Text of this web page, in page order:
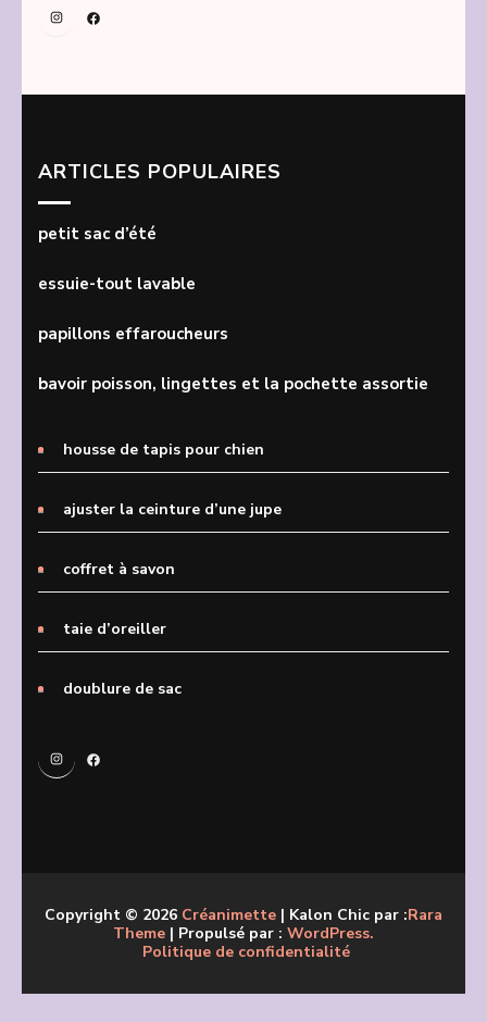
InstagramFacebook
ARTICLES POPULAIRES
petit sac d’été
essuie-tout lavable
papillons effaroucheurs
bavoir poisson, lingettes et la pochette assortie
housse de tapis pour chien
ajuster la ceinture d’une jupe
coffret à savon
taie d’oreiller
doublure de sac
InstagramFacebook
Copyright © 2026 Créanimette | Kalon Chic par :Rara
Theme | Propulsé par : WordPress.
Politique de confidentialité